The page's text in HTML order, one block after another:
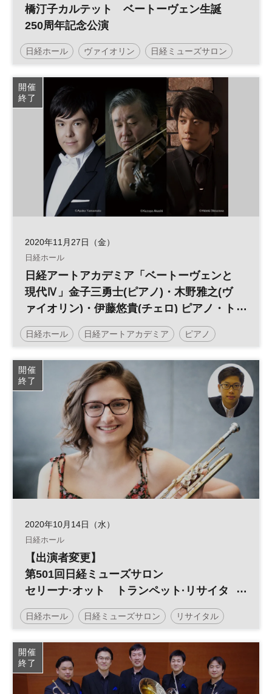
橋汀子カルテット ベートーヴェン生誕
250周年記念公演
日経ホール ヴァイオリン 日経ミューズサロン
ベートーヴェン
開催
終了
2020年11月27日（金）
日経ホール
日経アートアカデミア「ベートーヴェンと
現代Ⅳ」金子三勇士(ピアノ)・木野雅之(ヴ
ァイオリン)・伊藤悠貴(チェロ) ピアノ・ト
リオ
日経ホール 日経アートアカデミア ピアノ
ベートーヴェン
開催
終了
2020年10月14日（水）
日経ホール
【出演者変更】
第501回日経ミューズサロン
セリーナ·オット トランペット·リサイタ
ル
日経ホール 日経ミューズサロン リサイタル
開催
終了